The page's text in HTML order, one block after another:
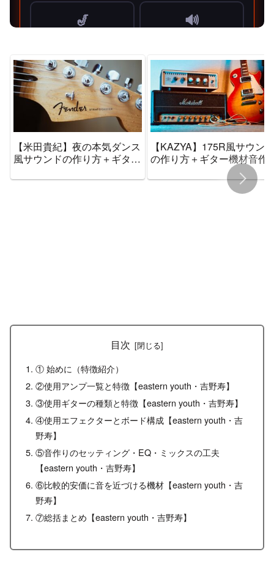
【米田貴紀】夜の本気ダンス
風サウンドの作り方＋ギター
とめ【エフェクター・アン
【KAZYA】175R風サウンド
の作り方＋ギター機材音作
セッティングのまとめ【エ
ェクター・アンプ】
目次
① 始めに（特徴紹介）
②使用アンプ一覧と特徴【eastern youth・吉野寿】
③使用ギターの種類と特徴【eastern youth・吉野寿】
④使用エフェクターとボード構成【eastern youth・吉
野寿】
⑤音作りのセッティング・EQ・ミックスの工夫
【eastern youth・吉野寿】
⑥比較的安価に音を近づける機材【eastern youth・吉
野寿】
⑦総括まとめ【eastern youth・吉野寿】